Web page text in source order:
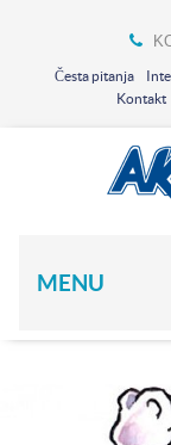
Česta pitanja
Kontakt
MENU